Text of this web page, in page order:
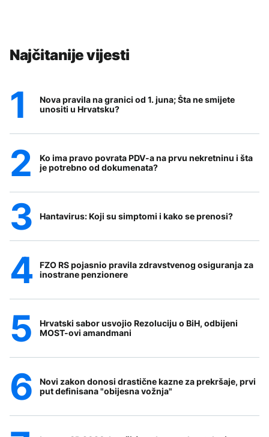
Najčitanije vijesti
Nova pravila na granici od 1. juna; Šta ne smijete
unositi u Hrvatsku?
Ko ima pravo povrata PDV-a na prvu nekretninu i šta
je potrebno od dokumenata?
Hantavirus: Koji su simptomi i kako se prenosi?
FZO RS pojasnio pravila zdravstvenog osiguranja za
inostrane penzionere
Hrvatski sabor usvojio Rezoluciju o BiH, odbijeni
MOST-ovi amandmani
Novi zakon donosi drastične kazne za prekršaje, prvi
put definisana "obijesna vožnja"